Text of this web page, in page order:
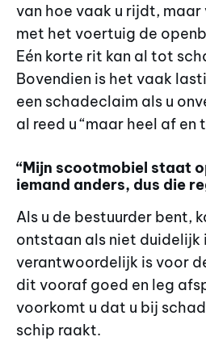
van hoe vaak u rijdt,
met het voertuig de
Eén korte rit kan al tot
Bovendien is het vaak
een schadeclaim als u
al reed u “maar heel af en
“Mijn scootmobiel staat
iemand anders, dus die
Als u de bestuurder bent,
ontstaan als niet duidelijk
verantwoordelijk is voor
dit vooraf goed en leg
voorkomt u dat u bij
schip raakt.